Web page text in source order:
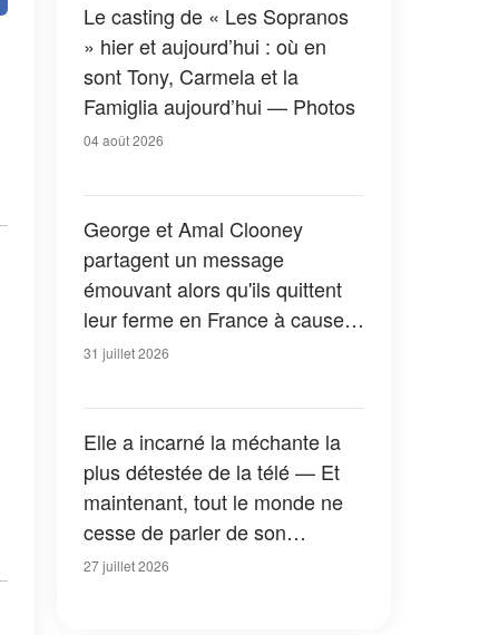
Le casting de « Les Sopranos
» hier et aujourd’hui : où en
sont Tony, Carmela et la
Famiglia aujourd’hui — Photos
04 août 2026
George et Amal Clooney
partagent un message
émouvant alors qu'ils quittent
leur ferme en France à cause
des feux de forêt — Tous les
31 juillet 2026
Elle a incarné la méchante la
plus détestée de la télé — Et
maintenant, tout le monde ne
cesse de parler de son
apparition dans la nouvelle
27 juillet 2026